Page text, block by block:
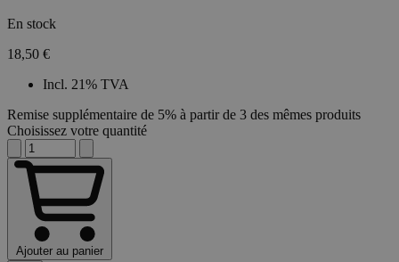
En stock
18,50 €
Incl. 21% TVA
Remise supplémentaire de 5% à partir de 3 des mêmes produits
Choisissez votre quantité
Ajouter au panier